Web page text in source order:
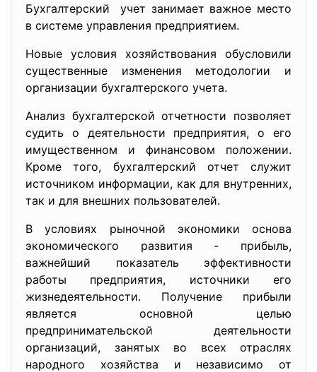
Бухгалтерский учет занимает важное место
в системе управления предприятием.
Новые условия хозяйствования обусловили
существенные изменения методологии и
организации бухгалтерского учета.
Анализ бухгалтерской отчетности позволяет
судить о деятельности предприятия, о его
имущественном и финансовом положении.
Кроме того, бухгалтерский отчет служит
источником информации, как для внутренних,
так и для внешних пользователей.
В условиях рыночной экономики основа
экономического развития - прибыль,
важнейший показатель эффективности
работы предприятия, источники его
жизнедеятельности. Получение прибыли
является основной целью
предпринимательской деятельности
организаций, занятых во всех отраслях
народного хозяйства и независимо от